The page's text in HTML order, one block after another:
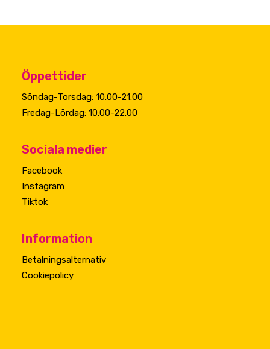
Öppettider
Söndag-Torsdag: 10.00-21.00
Fredag-Lördag: 10.00-22.00
Sociala medier
Facebook
Instagram
Tiktok
Information
Betalningsalternativ
Cookiepolicy